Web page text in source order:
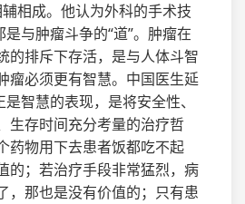
辅相成。他认为外科的手术技
是与肿瘤斗争的“道”。肿瘤在
的排斥下存活，是与人体斗智
瘤必须更有智慧。中国医生延
智慧的表现，是将安全性、
生存时间充分考量的治疗哲
药物用下去患者饭都吃不起
的；若治疗手段非常猛烈，病
，那也是没有价值的；只有患